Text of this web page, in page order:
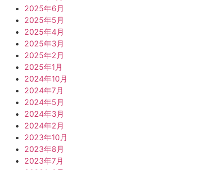
2025年6月
2025年5月
2025年4月
2025年3月
2025年2月
2025年1月
2024年10月
2024年7月
2024年5月
2024年3月
2024年2月
2023年10月
2023年8月
2023年7月